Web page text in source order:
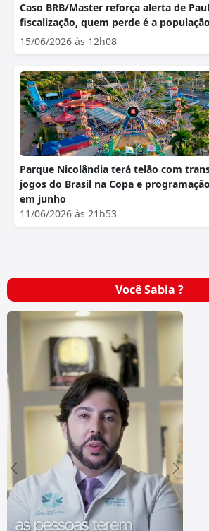
Caso BRB/Master reforça alerta de
fiscalização, quem perde é a
15/06/2026 às 12h08
Parque Nicolândia terá telão com
jogos do Brasil na Copa e
em junho
11/06/2026 às 21h53
Você Sabia ?